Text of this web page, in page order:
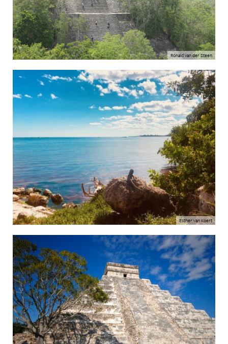
Ronald van der Steen
Esther van Koert